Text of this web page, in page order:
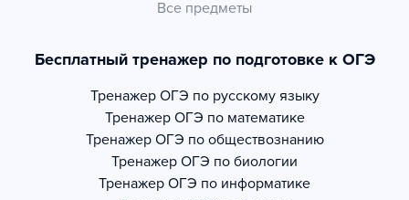
Все предметы
Бесплатный тренажер по подготовке к ОГЭ
Тренажер ОГЭ по русскому языку
Тренажер ОГЭ по математике
Тренажер ОГЭ по обществознанию
Тренажер ОГЭ по биологии
Тренажер ОГЭ по информатике